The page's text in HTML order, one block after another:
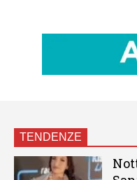
TENDENZE